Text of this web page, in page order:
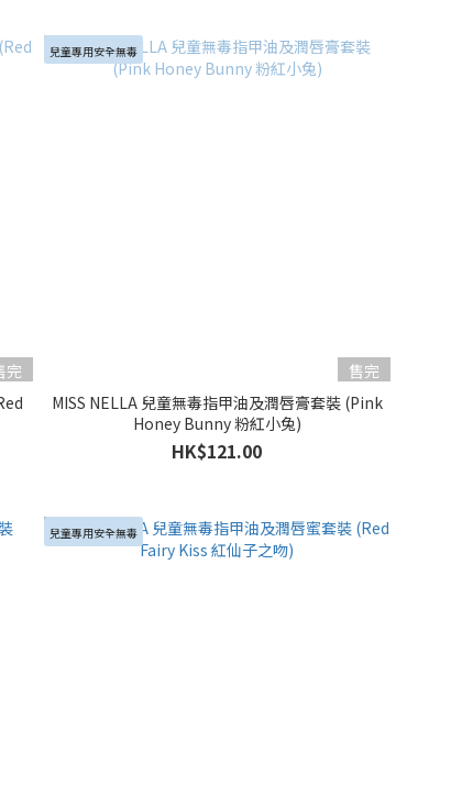
完
兒童專用安全無毒
售完
MISS NELLA 兒童無毒指甲油及潤唇膏套裝 (Pink
Honey Bunny 粉紅小兔)
HK$121.00
兒童專用安全無毒